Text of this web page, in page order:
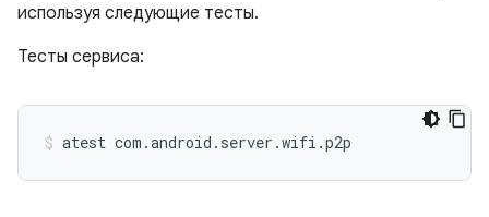
используя следующие тесты.
Тесты сервиса:
atest com.android.server.wifi.p2p